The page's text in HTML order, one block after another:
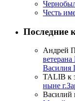
Честь
Последние
Андрей
Василия
TALIB к
ныне
Василий